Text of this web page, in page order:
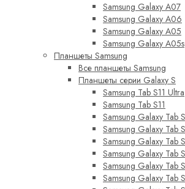
Samsung Galaxy A07
Samsung Galaxy A06
Samsung Galaxy A05
Samsung Galaxy A05s
Планшеты Samsung
Все планшеты Samsung
Планшеты серии Galaxy S
Samsung Tab S11 Ultra
Samsung Tab S11
Samsung Galaxy Tab
Samsung Galaxy Tab
Samsung Galaxy Tab
Samsung Galaxy Tab
Samsung Galaxy Tab
Samsung Galaxy Tab